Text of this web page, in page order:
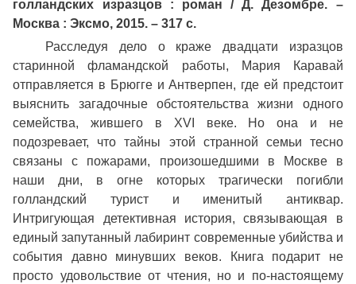
голландских изразцов : роман / Д. Дезомбре. –
Москва : Эксмо, 2015. – 317 с.
Расследуя дело о краже двадцати изразцов
старинной фламандской работы, Мария Каравай
отправляется в Брюгге и Антверпен, где ей предстоит
выяснить загадочные обстоятельства жизни одного
семейства, жившего в XVI веке. Но она и не
подозревает, что тайны этой странной семьи тесно
связаны с пожарами, произошедшими в Москве в
наши дни, в огне которых трагически погибли
голландский турист и именитый антиквар.
Интригующая детективная история, связывающая в
единый запутанный лабиринт современные убийства и
события давно минувших веков. Книга подарит не
просто удовольствие от чтения, но и по-настоящему